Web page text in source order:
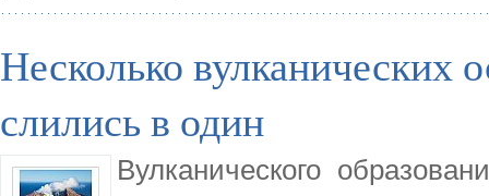
Несколько вулканических
слились в один
Вулканического